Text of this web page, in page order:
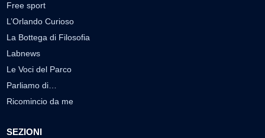
Free sport
L’Orlando Curioso
La Bottega di Filosofia
Labnews
Le Voci del Parco
Parliamo di…
Ricomincio da me
SEZIONI